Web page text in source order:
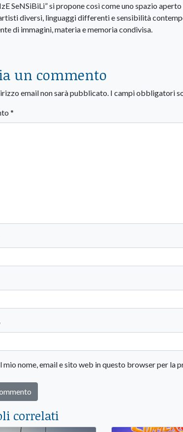
SeNSiBiLi” si propone così come uno spazio
diversi, linguaggi differenti e sensibilità
di immagini, materia e memoria condivisa.
un commento
email non sarà pubblicato. I campi obbligatori
*
mio nome, email e sito web in questo browser per la
correlati